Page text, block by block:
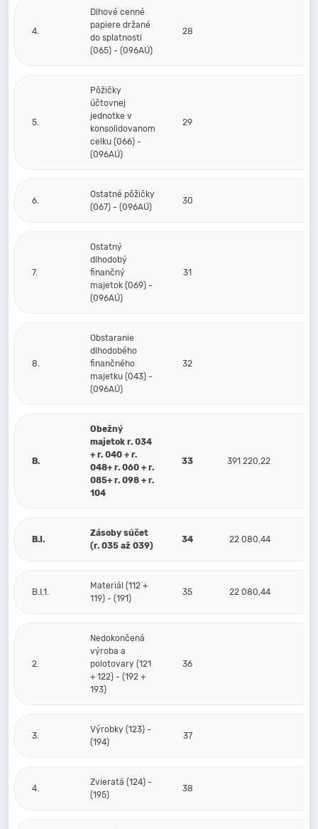
4.
Dlhové cenné
papiere držané
do splatnosti
(065) - (096AÚ)
28
5.
Pôžičky
účtovnej
jednotke v
konsolidovanom
celku (066) -
(096AÚ)
29
6.
Ostatné pôžičky
(067) - (096AÚ)
30
7.
Ostatný
dlhodobý
finančný
majetok (069) -
(096AÚ)
31
8.
Obstaranie
dlhodobého
finančného
majetku (043) -
(096AÚ)
32
B.
Obežný
majetok r. 034
+ r. 040 + r.
048+ r. 060 + r.
085+ r. 098 + r.
104
33 391 220,22
B.I.
Zásoby súčet
(r. 035 až 039)
34 22 080,44
B.I.1.
Materiál (112 +
119) - (191)
35 22 080,44
2.
Nedokončená
výroba a
polotovary (121
+ 122) - (192 +
193)
36
3.
Výrobky (123) -
(194)
37
4.
Zvieratá (124) -
(195)
38